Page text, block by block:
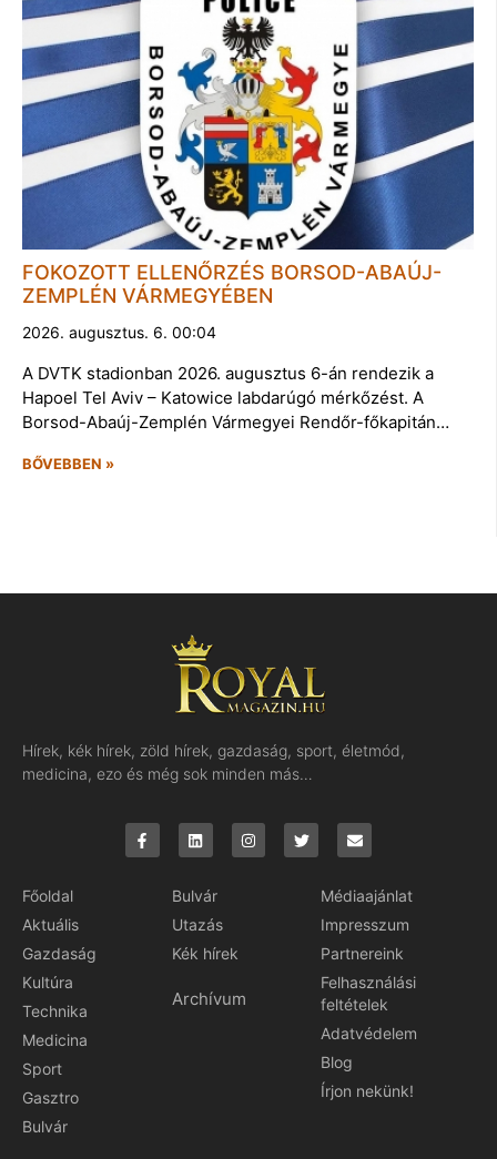
FOKOZOTT ELLENŐRZÉS BORSOD-ABAÚJ-
ZEMPLÉN VÁRMEGYÉBEN
2026. augusztus. 6. 00:04
A DVTK stadionban 2026. augusztus 6-án rendezik a
Hapoel Tel Aviv – Katowice labdarúgó mérkőzést. A
Borsod-Abaúj-Zemplén Vármegyei Rendőr-főkapitán…
BŐVEBBEN »
Hírek, kék hírek, zöld hírek, gazdaság, sport, életmód,
medicina, ezo és még sok minden más…
Főoldal
Aktuális
Gazdaság
Kultúra
Technika
Medicina
Sport
Gasztro
Bulvár
Bulvár
Utazás
Kék hírek
Archívum
Médiaajánlat
Impresszum
Partnereink
Felhasználási
feltételek
Adatvédelem
Blog
Írjon nekünk!